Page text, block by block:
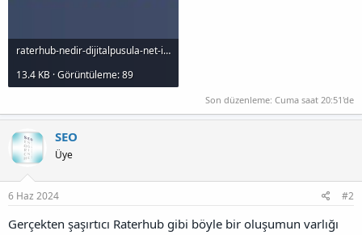
raterhub-nedir-dijitalpusula-net-in-kapsaml-rehberi_1000x120.jpg
13.4 KB · Görüntüleme: 89
Son düzenleme: Cuma saat 20:51'de
SEO
Üye
6 Haz 2024 #2
Gerçekten şaşırtıcı Raterhub gibi böyle bir oluşumun varlığı